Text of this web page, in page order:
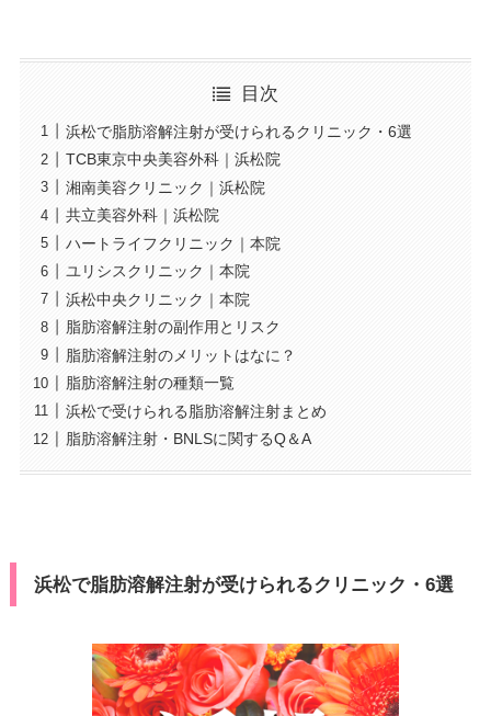
目次
浜松で脂肪溶解注射が受けられるクリニック・6選
TCB東京中央美容外科｜浜松院
湘南美容クリニック｜浜松院
共立美容外科｜浜松院
ハートライフクリニック｜本院
ユリシスクリニック｜本院
浜松中央クリニック｜本院
脂肪溶解注射の副作用とリスク
脂肪溶解注射のメリットはなに？
脂肪溶解注射の種類一覧
浜松で受けられる脂肪溶解注射まとめ
脂肪溶解注射・BNLSに関するQ＆A
浜松で脂肪溶解注射が受けられるクリニック・6選